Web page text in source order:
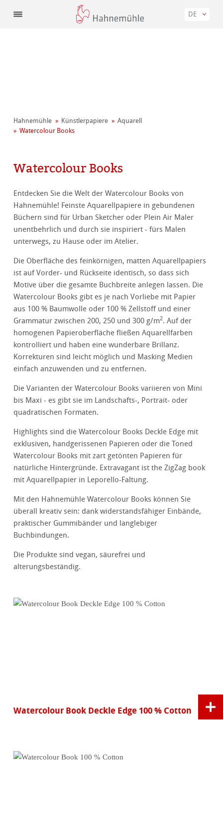
DE
Hahnemühle Künstler­papiere
Aquarell
Watercolour Books
Watercolour Books
Entdecken Sie die Welt der Watercolour Books von
Hahnemühle! Feinste Aquarellpapiere in gebundenen
Büchern sind für Urban Sketcher oder Plein Air Maler
unentbehrlich und durch sie inspiriert - fürs Malen
unterwegs, zu Hause oder im Atelier.
Die Oberfläche des feinkörnigen, matten Aquarellpapiers
ist auf Vorder- und Rückseite identisch, so dass sich
Motive über die gesamte Buchbreite anlegen lassen. Die
Watercolour Books gibt es je nach Vorliebe mit Papier
aus 100 % Baumwolle oder 100 % Zellstoff und einer
Grammatur zwischen 200, 250 und 300 g/m2. Auf der
homogenen Papieroberfläche fließen Aquarellfarben
kontrolliert und haben eine wunderbare Brillanz.
Korrekturen sind leicht möglich und Masking Medien
einfach anzuwenden und zu entfernen.
Die Varianten der Watercolour Books variieren von Mini
bis Maxi - es gibt sie im Landschafts-, Portrait- oder
quadratischen Formaten.
Highlights sind die Watercolour Books Deckle Edge mit
exklusiven, handgerissenen Papieren oder die Toned
Watercolour Books mit zart getönten Papieren für
natürliche Hintergründe. Extravagant ist the ZigZag book
mit Aquarellpapier in Leporello-Faltung.
Mit den Hahnemühle Watercolour Books können Sie
überall kreativ sein: dank widerstandsfähiger Einbände,
praktischer Gummibänder und langlebiger
Buchbindungen.
Die Produkte sind vegan, säurefrei und
alterungsbeständig.
Watercolour Book Deckle Edge 100 % Cotton